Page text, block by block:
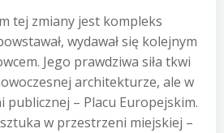
tej zmiany jest kompleks
wydawał się kolejnym
Jego prawdziwa siła tkwi
architekturze, ale w
– Placu Europejskim.
w przestrzeni miejskiej –